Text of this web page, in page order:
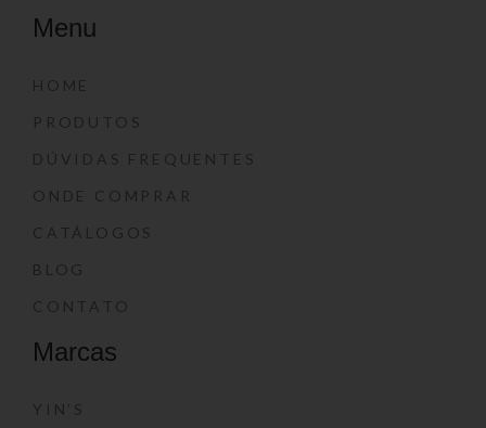
Menu
HOME
PRODUTOS
DÚVIDAS FREQUENTES
ONDE COMPRAR
CATÁLOGOS
BLOG
CONTATO
Marcas
YIN’S